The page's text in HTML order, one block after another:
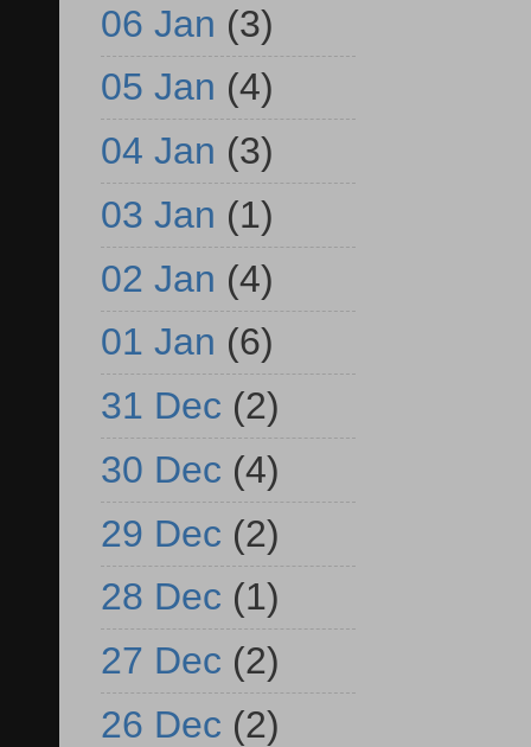
06 Jan (3)
05 Jan (4)
04 Jan (3)
03 Jan (1)
02 Jan (4)
01 Jan (6)
31 Dec (2)
30 Dec (4)
29 Dec (2)
28 Dec (1)
27 Dec (2)
26 Dec (2)